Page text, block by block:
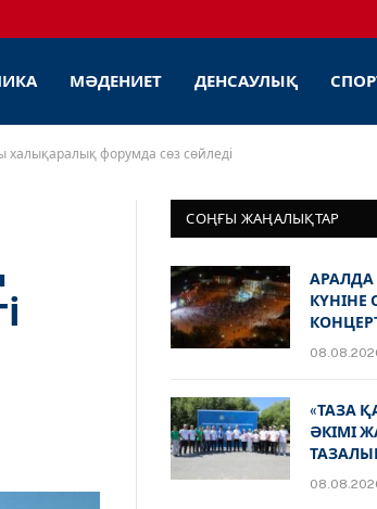
МӘДЕНИЕТ ДЕНСАУЛЫҚ
халықаралық форумда сөз сөйледі
СОҢҒЫ ЖАҢАЛЫҚТАР
КҮНІНЕ
«ТАЗА
ӘКІМІ